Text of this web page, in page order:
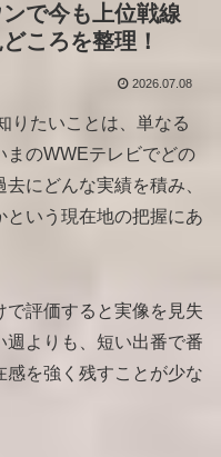
で今も上位戦線
ころを整理！
2026.07.08
りたいことは、単なる
まのWWEテレビでどの
にどんな実績を積み、
という現在地の把握にあ
で評価すると実像を見失
週よりも、短い出番で番
を強く残すことが少な